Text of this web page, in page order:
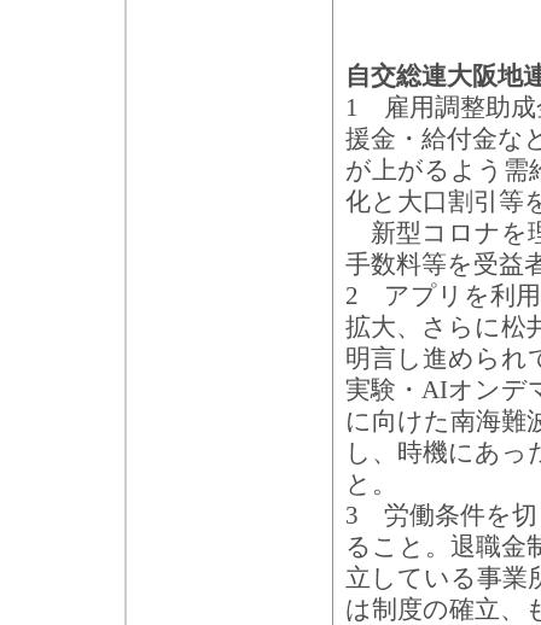
自交総連大阪地
1 雇用調整助成
援金・給付金な
が上がるよう需
化と大口割引等
新型コロナを
手数料等を受益
2 アプリを利用
拡大、さらに松
明言し進められ
実験・AIオンデ
に向けた南海難
し、時機にあっ
と。
3 労働条件を切
ること。退職金
立している事業
は制度の確立、